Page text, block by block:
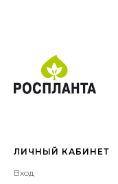
ЛИЧНЫЙ КАБИНЕТ
Вход